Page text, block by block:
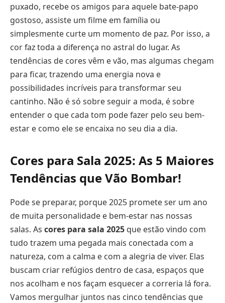
puxado, recebe os amigos para aquele bate-papo
gostoso, assiste um filme em família ou
simplesmente curte um momento de paz. Por isso, a
cor faz toda a diferença no astral do lugar. As
tendências de cores vêm e vão, mas algumas chegam
para ficar, trazendo uma energia nova e
possibilidades incríveis para transformar seu
cantinho. Não é só sobre seguir a moda, é sobre
entender o que cada tom pode fazer pelo seu bem-
estar e como ele se encaixa no seu dia a dia.
Cores para Sala 2025: As 5 Maiores
Tendências que Vão Bombar!
Pode se preparar, porque 2025 promete ser um ano
de muita personalidade e bem-estar nas nossas
salas. As cores para sala 2025 que estão vindo com
tudo trazem uma pegada mais conectada com a
natureza, com a calma e com a alegria de viver. Elas
buscam criar refúgios dentro de casa, espaços que
nos acolham e nos façam esquecer a correria lá fora.
Vamos mergulhar juntos nas cinco tendências que